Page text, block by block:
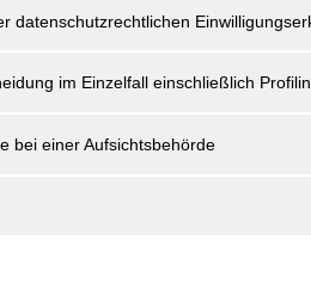
datenschutzrechtlichen
im Einzelfall einschließlich
bei einer Aufsichtsbehörde